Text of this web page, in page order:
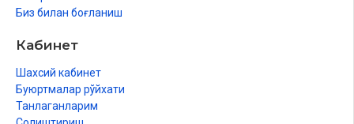
Биз билан боғланиш
Кабинет
Шахсий кабинет
Буюртмалар рўйхати
Танлаганларим